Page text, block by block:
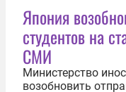
«отслеживает
мнению Руденко,
Япония
студентов на
СМИ
Министерство
возобновить